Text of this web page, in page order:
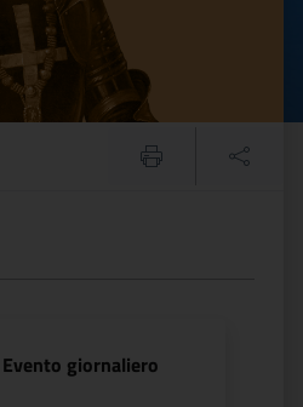
Evento giornaliero